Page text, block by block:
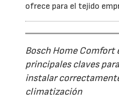
ofrece para el tejido
Bosch Home Comfort
principales claves
instalar
climatización